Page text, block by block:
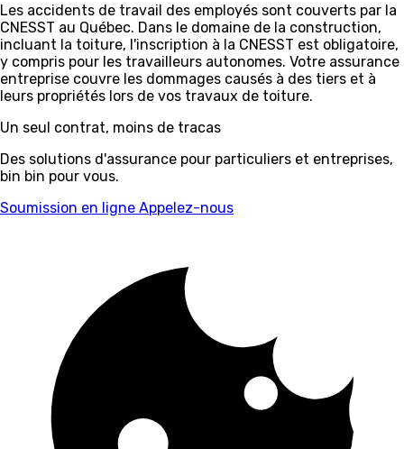
Les accidents de travail des employés sont couverts par la
CNESST au Québec. Dans le domaine de la construction,
incluant la toiture, l'inscription à la CNESST est obligatoire,
y compris pour les travailleurs autonomes. Votre assurance
entreprise couvre les dommages causés à des tiers et à
leurs propriétés lors de vos travaux de toiture.
Un seul contrat, moins de tracas
Des solutions d'assurance pour particuliers et entreprises,
bin bin pour vous.
Soumission en ligne Appelez-nous